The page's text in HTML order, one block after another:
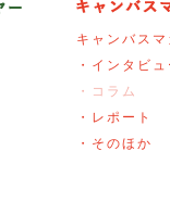
キャンバス
・インタビュ
・コラム
・レポート
・そのほか